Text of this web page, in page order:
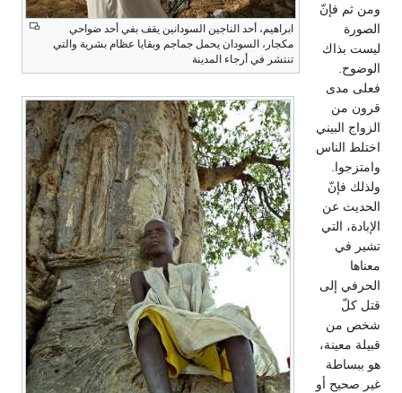
ابراهيم، أحد الناجين السودانين يقف بفي أحد ضواحي
مكجار، السودان يحمل جماجم وبقايا عظام بشرية والتي
تنتشر في أرجاء المدينة
ومن ثم فإنّ
الصورة
ليست بذاك
الوضوح.
فعلى مدى
قرون من
الزواج البيني
اختلط الناس
وامتزجوا.
ولذلك فإنّ
الحديث عن
الإبادة، التي
تشير في
معناها
الحرفي إلى
قتل كلّ
شخص من
قبيلة معينة،
هو ببساطة
غير صحيح أو